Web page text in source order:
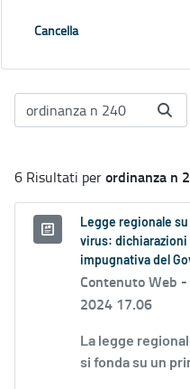
Cancella
6 Risultati perordinanza n
Legge regionale
virus: dichiarazioni
impugnativa del
Contenuto Web -
2024 17.06
La legge
si fonda su un